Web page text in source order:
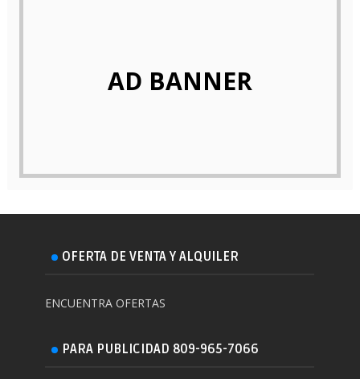
AD BANNER
OFERTA DE VENTA Y ALQUILER
ENCUENTRA OFERTAS
PARA PUBLICIDAD 809-965-7066